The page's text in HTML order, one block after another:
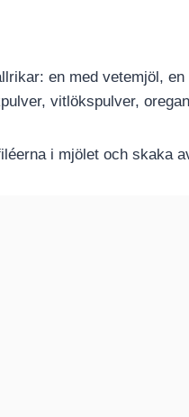
en med vetemjöl,
vitlökspulver,
i mjölet och skaka